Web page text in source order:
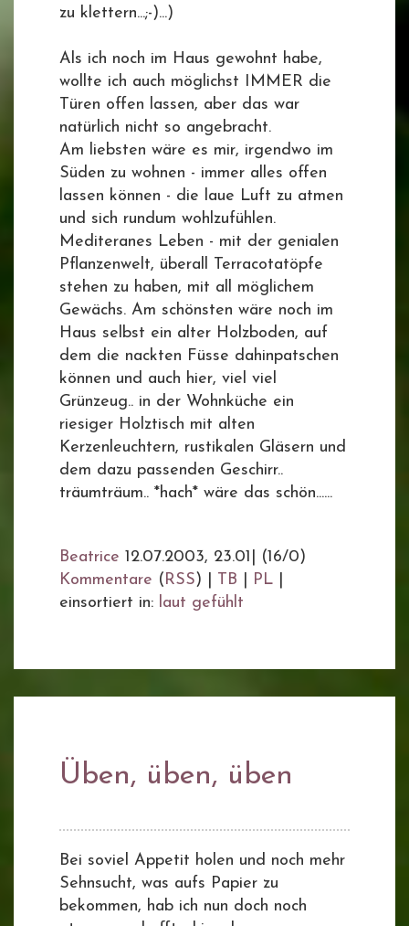
zu klettern...;-)...)
Als ich noch im Haus gewohnt habe,
wollte ich auch möglichst IMMER die
Türen offen lassen, aber das war
natürlich nicht so angebracht.
Am liebsten wäre es mir, irgendwo im
Süden zu wohnen - immer alles offen
lassen können - die laue Luft zu atmen
und sich rundum wohlzufühlen.
Mediteranes Leben - mit der genialen
Pflanzenwelt, überall Terracotatöpfe
stehen zu haben, mit all möglichem
Gewächs. Am schönsten wäre noch im
Haus selbst ein alter Holzboden, auf
dem die nackten Füsse dahinpatschen
können und auch hier, viel viel
Grünzeug.. in der Wohnküche ein
riesiger Holztisch mit alten
Kerzenleuchtern, rustikalen Gläsern und
dem dazu passenden Geschirr..
träumträum.. *hach* wäre das schön......
Beatrice 12.07.2003, 23.01
(16/0)
Kommentare ( RSS) | TB PL
einsortiert in: laut gefühlt
Üben, üben, üben
Bei soviel Appetit holen und noch mehr
Sehnsucht, was aufs Papier zu
bekommen, hab ich nun doch noch